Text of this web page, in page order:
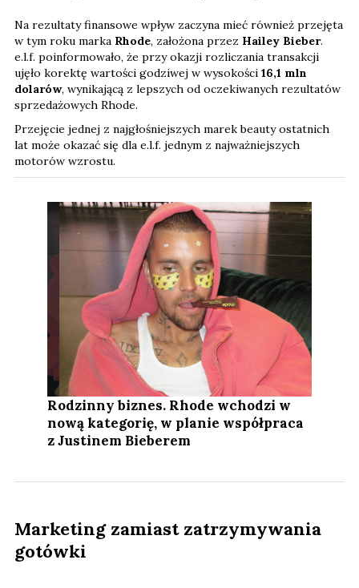
Na rezultaty finansowe wpływ zaczyna mieć również przejęta
w tym roku marka Rhode, założona przez Hailey Bieber.
e.l.f. poinformowało, że przy okazji rozliczania transakcji
ujęło korektę wartości godziwej w wysokości 16,1 mln
dolarów, wynikającą z lepszych od oczekiwanych rezultatów
sprzedażowych Rhode.
Przejęcie jednej z najgłośniejszych marek beauty ostatnich
lat może okazać się dla e.l.f. jednym z najważniejszych
motorów wzrostu.
Rodzinny biznes. Rhode wchodzi w
nową kategorię, w planie współpraca
z Justinem Bieberem
Marketing zamiast zatrzymywania
gotówki